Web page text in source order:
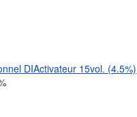
DIActivateur 15vol. (4.5%)